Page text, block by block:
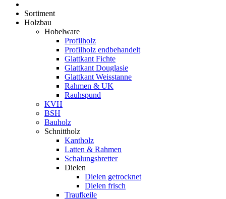
Sortiment
Holzbau
Hobelware
Profilholz
Profilholz endbehandelt
Glattkant Fichte
Glattkant Douglasie
Glattkant Weisstanne
Rahmen & UK
Rauhspund
KVH
BSH
Bauholz
Schnittholz
Kantholz
Latten & Rahmen
Schalungsbretter
Dielen
Dielen getrocknet
Dielen frisch
Traufkeile